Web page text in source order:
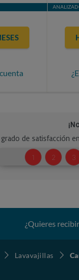
¿Quieres
Lavavajillas